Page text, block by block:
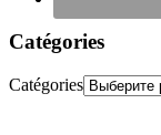
Catégories
Catégories